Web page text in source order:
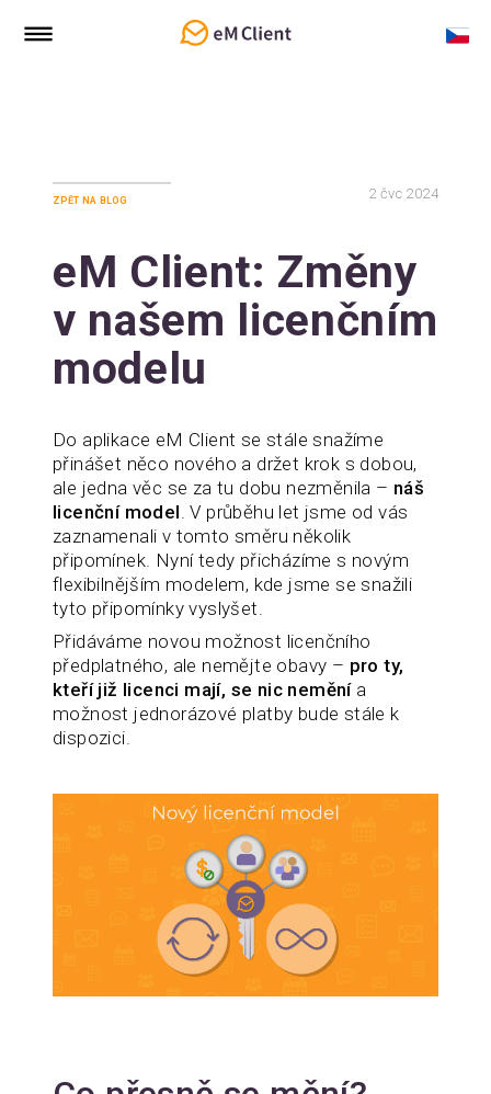
zpět na blog 2 čvc 2024
eM Client: Změny
v našem licenčním
modelu
Do aplikace eM Client se stále snažíme
přinášet něco nového a držet krok s dobou,
ale jedna věc se za tu dobu nezměnila – náš
licenční model. V průběhu let jsme od vás
zaznamenali v tomto směru několik
připomínek. Nyní tedy přicházíme s novým
flexibilnějším modelem, kde jsme se snažili
tyto připomínky vyslyšet.
Přidáváme novou možnost licenčního
předplatného, ale nemějte obavy – pro ty,
kteří již licenci mají, se nic neměnía
možnost jednorázové platby bude stále k
dispozici.